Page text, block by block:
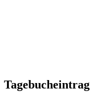
Tagebucheintrag